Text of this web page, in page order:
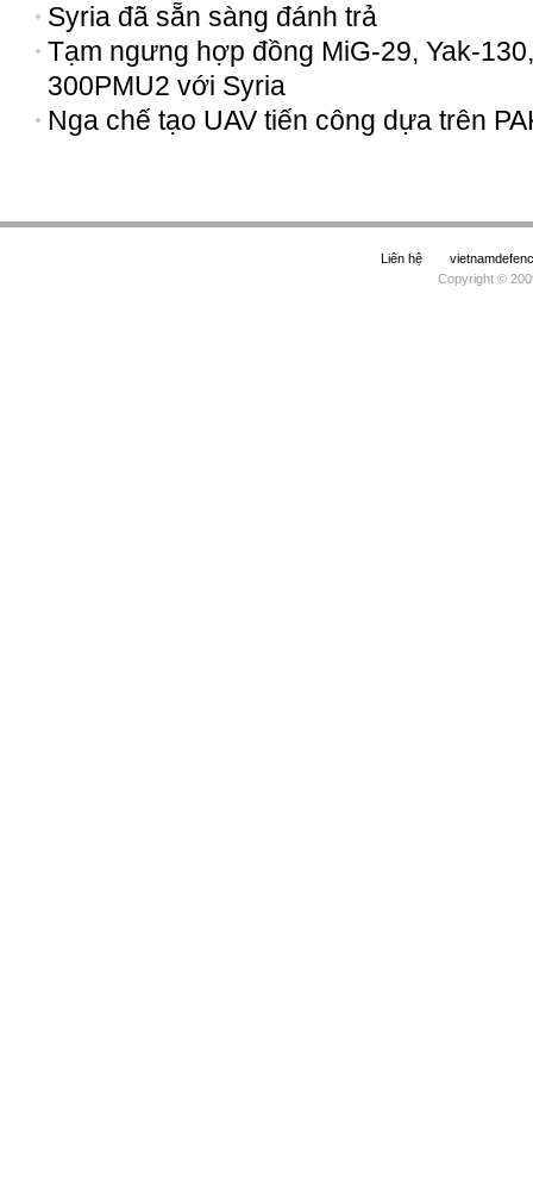
Syria đã sẵn sàng đánh trả
Tạm ngưng hợp đồng MiG-29, Yak-
300PMU2 với Syria
Nga chế tạo UAV tiến công dựa trên
Liên hệ
Copyright ©